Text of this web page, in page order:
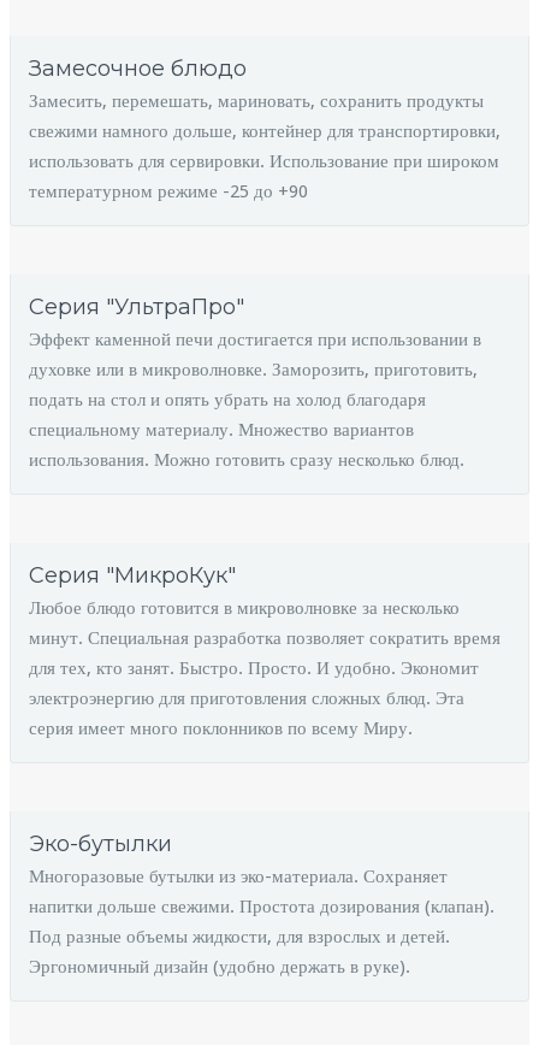
Замесочное блюдо
Замесить, перемешать, мариновать, сохранить продукты
свежими намного дольше, контейнер для транспортировки,
использовать для сервировки. Использование при широком
температурном режиме -25 до +90
Серия "УльтраПро"
Эффект каменной печи достигается при использовании в
духовке или в микроволновке. Заморозить, приготовить,
подать на стол и опять убрать на холод благодаря
специальному материалу. Множество вариантов
использования. Можно готовить сразу несколько блюд.
Серия "МикроКук"
Любое блюдо готовится в микроволновке за несколько
минут. Специальная разработка позволяет сократить время
для тех, кто занят. Быстро. Просто. И удобно. Экономит
электроэнергию для приготовления сложных блюд. Эта
серия имеет много поклонников по всему Миру.
Эко-бутылки
Многоразовые бутылки из эко-материала. Сохраняет
напитки дольше свежими. Простота дозирования (клапан).
Под разные объемы жидкости, для взрослых и детей.
Эргономичный дизайн (удобно держать в руке).